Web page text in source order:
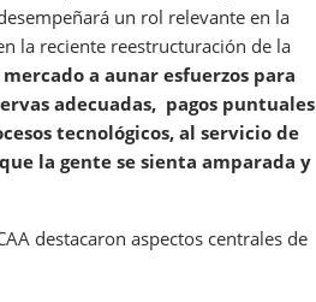
un rol relevante en la
la reciente reestructuración de la
a aunar esfuerzos para
adecuadas, pagos puntuales
tecnológicos, al servicio de
la gente se sienta amparada y
destacaron aspectos centrales de